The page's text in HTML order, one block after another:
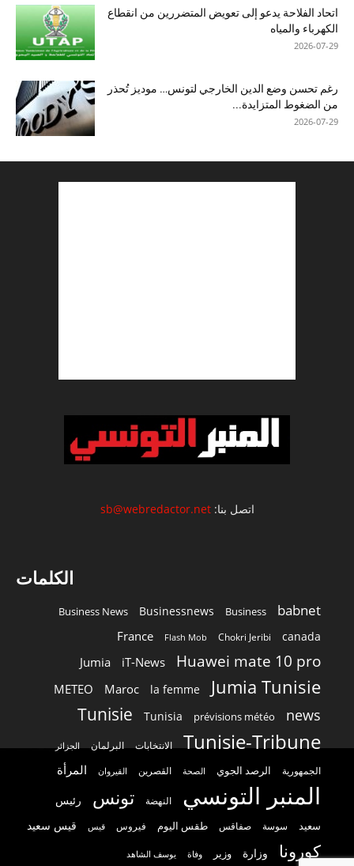
اتحاد الفلاحة يدعو إلى تعويض المتضررين من انقطاع
الكهرباء والمياه
2026-07-29
رغم تحسن وضع الدين الخارجي لتونس… موديز تُحذر
من الضغوط المتزايدة...
2026-07-29
اتصل بنا:sb@webredactor.net
الكلمات
babnet
Business
Businessnews
Business News
canada
Chokri Jeribi
Flash Mob
France
Huawei mate 10 pro
iT-News
Jumia
Jumia Tunisie
la femme
Maroc
METEO
news
prévisions météo
Tunisia
Tunisie
Tunisie-Tribune الانتخابات البرلمان الجزائر
الجمهورية الرصد الجوي الصحة القصرين القيروان المرأة
المنبر التونسي النهضة تونس رئيس
سعيد سوسة صفاقس طقس اليوم فيروس قيس قيس سعيد
كورونا وزارة وزير وفاة يوسف الشاهد